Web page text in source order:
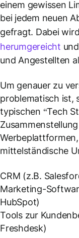
einem gewissen
bei jedem neuen
gefragt. Dabei
herumgereicht
und Angestellten
Um genauer zu
problematisch ist,
typischen “Tech
mittelständische
CRM (z.B.
Marketing-
HubSpot)
Tools zur
Freshdesk)